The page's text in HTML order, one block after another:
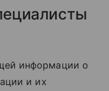
информации о
и их